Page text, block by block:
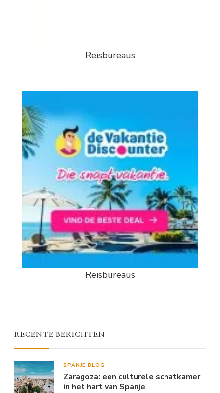
Reisbureaus
Reisbureaus
RECENTE BERICHTEN
SPANJE BLOG
Zaragoza: een culturele schatkamer
in het hart van Spanje